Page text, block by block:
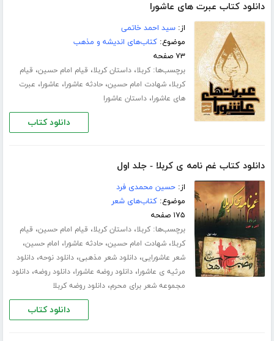
دانلود کتاب عبرت های عاشورا
از:سید احمد خاتمی
موضوع:کتاب‌های اندیشه و مذهب
۷۳ صفحه
برچسب‌ها:کربلا،داستان کربلا، قیام امام حسین، قیام
کربلا،شهادت امام حسین،حادثه عاشورا، عاشورا، عبرت
های عاشورا،داستان عاشورا
دانلود کتاب
دانلود کتاب غم نامه ی کربلا - جلد اول
از:حسین محمدی فرد
موضوع:کتاب‌های شعر
۱۷۵ صفحه
برچسب‌ها:کربلا،داستان کربلا، قیام امام حسین، قیام
کربلا،شهادت امام حسین،حادثه عاشورا، امام حسین،
شعر عاشورایی،دانلود شعر مذهبی،دانلود نوحه،دانلود
مرثیه ی عاشورا،دانلود روضه عاشورا،دانلود روضه،دانلود
مجموعه شعر برای محرم،دانلود روضه کربلا
دانلود کتاب